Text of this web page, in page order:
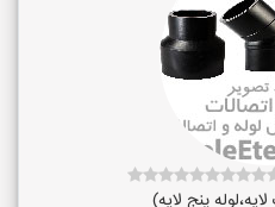
پنج لایه)